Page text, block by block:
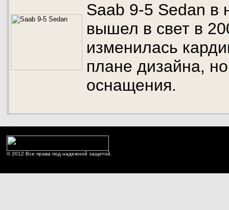
Saab 9-5 Sedan в
вышел в свет в
изменилась
плане дизайна,
оснащения.
© 2012 Все права под надежной защитой.